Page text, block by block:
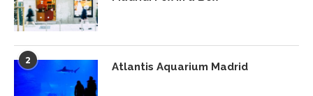
2
Atlantis Aquarium Madrid